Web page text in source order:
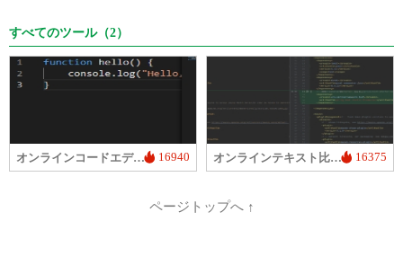
すべてのツール（2）
オンラインコードエディタ 16940 オンラインテキスト比較ツール 16375
ページトップへ ↑